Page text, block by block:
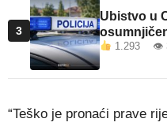
3
Ubistvo u
1.293 👁
“Teško je pronaći prave